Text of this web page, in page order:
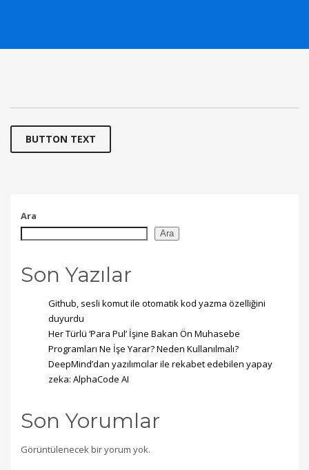
BUTTON TEXT
Ara
Ara
Son Yazılar
Github, sesli komut ile otomatik kod yazma özelliğini
duyurdu
Her Türlü ‘Para Pul’ İşine Bakan Ön Muhasebe
Programları Ne İşe Yarar? Neden Kullanılmalı?
DeepMind’dan yazılımcılar ile rekabet edebilen yapay
zeka: AlphaCode AI
Son Yorumlar
Görüntülenecek bir yorum yok.